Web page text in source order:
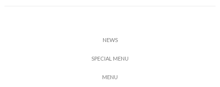
NEWS
SPECIAL MENU
MENU